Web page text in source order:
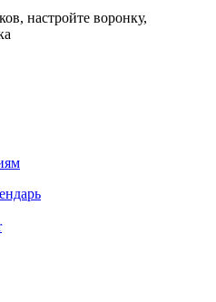
настройте воронку,